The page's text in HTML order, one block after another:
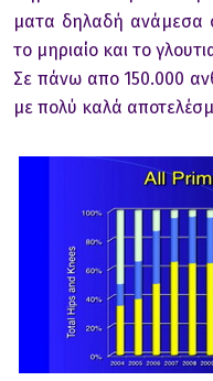
ματα δηλαδή ανάμεσα
το μηριαίο και το
Σε πάνω απο 150.000
με πολύ καλά